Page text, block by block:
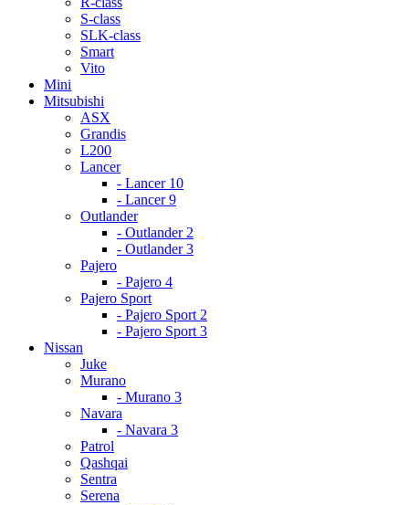
S-class
SLK-class
Smart
Vito
Mini
Mitsubishi
ASX
Grandis
L200
Lancer
- Lancer 10
- Lancer 9
Outlander
- Outlander 2
- Outlander 3
Pajero
- Pajero 4
Pajero Sport
- Pajero Sport 2
- Pajero Sport 3
Nissan
Juke
Murano
- Murano 3
Navara
- Navara 3
Patrol
Qashqai
Sentra
Serena